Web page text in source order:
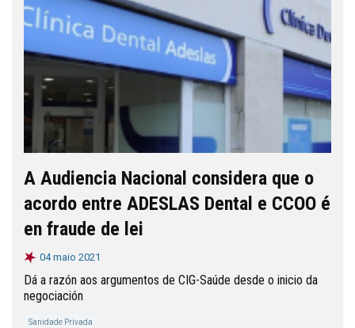
A Audiencia Nacional considera que o
acordo entre ADESLAS Dental e CCOO é
en fraude de lei
04 maio 2021
Dá a razón aos argumentos de CIG-Saúde desde o inicio da
negociación
Sanidade Privada